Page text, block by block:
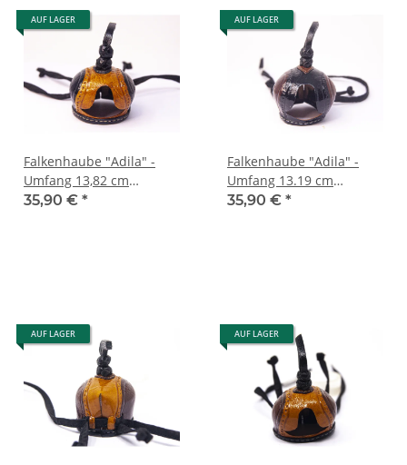
AUF LAGER
Falkenhaube "Adila" -
Umfang 13,82 cm
schwarz/cognac
35,90 € *
AUF LAGER
Falkenhaube "Adila" -
Umfang 13.19 cm
braun/schwarz
35,90 € *
AUF LAGER AUF LAGER